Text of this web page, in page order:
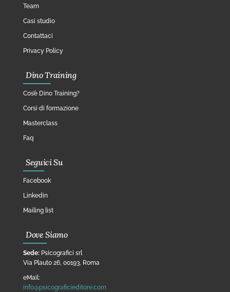
Team
Casi studio
Contattaci
Privacy Policy
Dino Training
Cos’è Dino Training?
Corsi di formazione
Masterclass
Faq
Seguici Su
Facebook
Linkedin
Mailing list
Dove Siamo
Sede: Psicografici srl
Via Plauto 26, 00193, Roma
eMail:
info@psicograficieditore.com